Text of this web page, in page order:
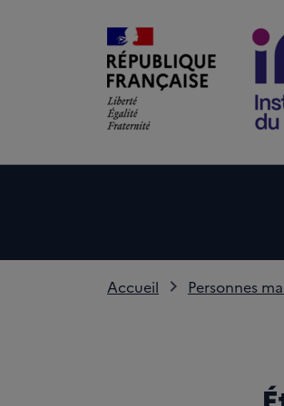
Accueil Personnes